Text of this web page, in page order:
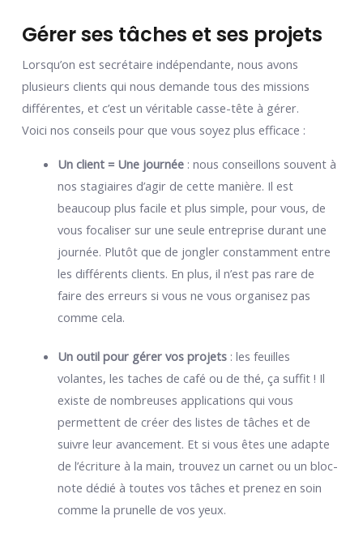
Gérer ses tâches et ses projets
Lorsqu’on est secrétaire indépendante, nous avons
plusieurs clients qui nous demande tous des missions
différentes, et c’est un véritable casse-tête à gérer.
Voici nos conseils pour que vous soyez plus efficace :
Un client = Une journée: nous conseillons souvent à
nos stagiaires d’agir de cette manière. Il est
beaucoup plus facile et plus simple, pour vous, de
vous focaliser sur une seule entreprise durant une
journée. Plutôt que de jongler constamment entre
les différents clients. En plus, il n’est pas rare de
faire des erreurs si vous ne vous organisez pas
comme cela.
Un outil pour gérer vos projets: les feuilles
volantes, les taches de café ou de thé, ça suffit ! Il
existe de nombreuses applications qui vous
permettent de créer des listes de tâches et de
suivre leur avancement. Et si vous êtes une adapte
de l’écriture à la main, trouvez un carnet ou un bloc-
note dédié à toutes vos tâches et prenez en soin
comme la prunelle de vos yeux.